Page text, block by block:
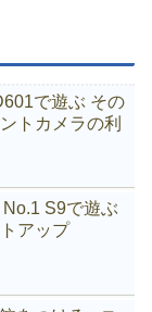
で遊ぶ その
トカメラの利
S9で遊ぶ
アップ